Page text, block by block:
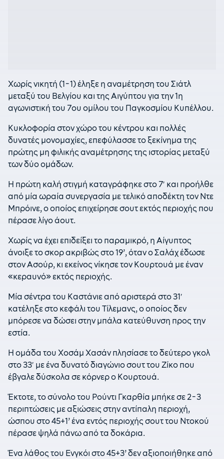
Χωρίς νικητή (1-1) έληξε η αναμέτρηση του Σιάτλ
μεταξύ του Βελγίου και της Αιγύπτου για την 1η
αγωνιστική του 7ου ομίλου του Παγκοσμίου Κυπέλλου.
Κυκλοφορία στον χώρο του κέντρου και πολλές
δυνατές μονομαχίες, επεφύλασσε το ξεκίνημα της
πρώτης μη φιλικής αναμέτρησης της ιστορίας μεταξύ
των δύο ομάδων.
Η πρώτη καλή στιγμή καταγράφηκε στο 7′ και προήλθε
από μία ωραία συνεργασία με τελικό αποδέκτη τον Ντε
Μπρόινε, ο οποίος επιχείρησε σουτ εκτός περιοχής που
πέρασε λίγο άουτ.
Χωρίς να έχει επιδείξει το παραμικρό, η Αίγυπτος
άνοιξε το σκορ ακριβώς στο 19’, όταν ο Σαλάχ έδωσε
στον Ασούρ, κι εκείνος νίκησε τον Κουρτουά με έναν
«κεραυνό» εκτός περιοχής.
Μία σέντρα του Καστάνιε από αριστερά στο 31′
κατέληξε στο κεφάλι του Τίλεμανς, ο οποίος δεν
μπόρεσε να δώσει στην μπάλα κατεύθυνση προς την
εστία.
Η ομάδα του Χοσάμ Χασάν πλησίασε το δεύτερο γκολ
στο 33′ με ένα δυνατό διαγώνιο σουτ του Ζίκο που
έβγαλε δύσκολα σε κόρνερ ο Κουρτουά.
Έκτοτε, το σύνολο του Ρούντι Γκαρθία μπήκε σε 2-3
περιπτώσεις με αξιώσεις στην αντίπαλη περιοχή,
ώσπου στο 45+1’ ένα εντός περιοχής σουτ του Ντοκού
πέρασε ψηλά πάνω από τα δοκάρια.
Ένα λάθος του Ενγκόι στο 45+3’ δεν αξιοποιήθηκε από